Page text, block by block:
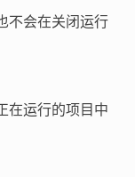
不会在关闭运行
在运行的项目中